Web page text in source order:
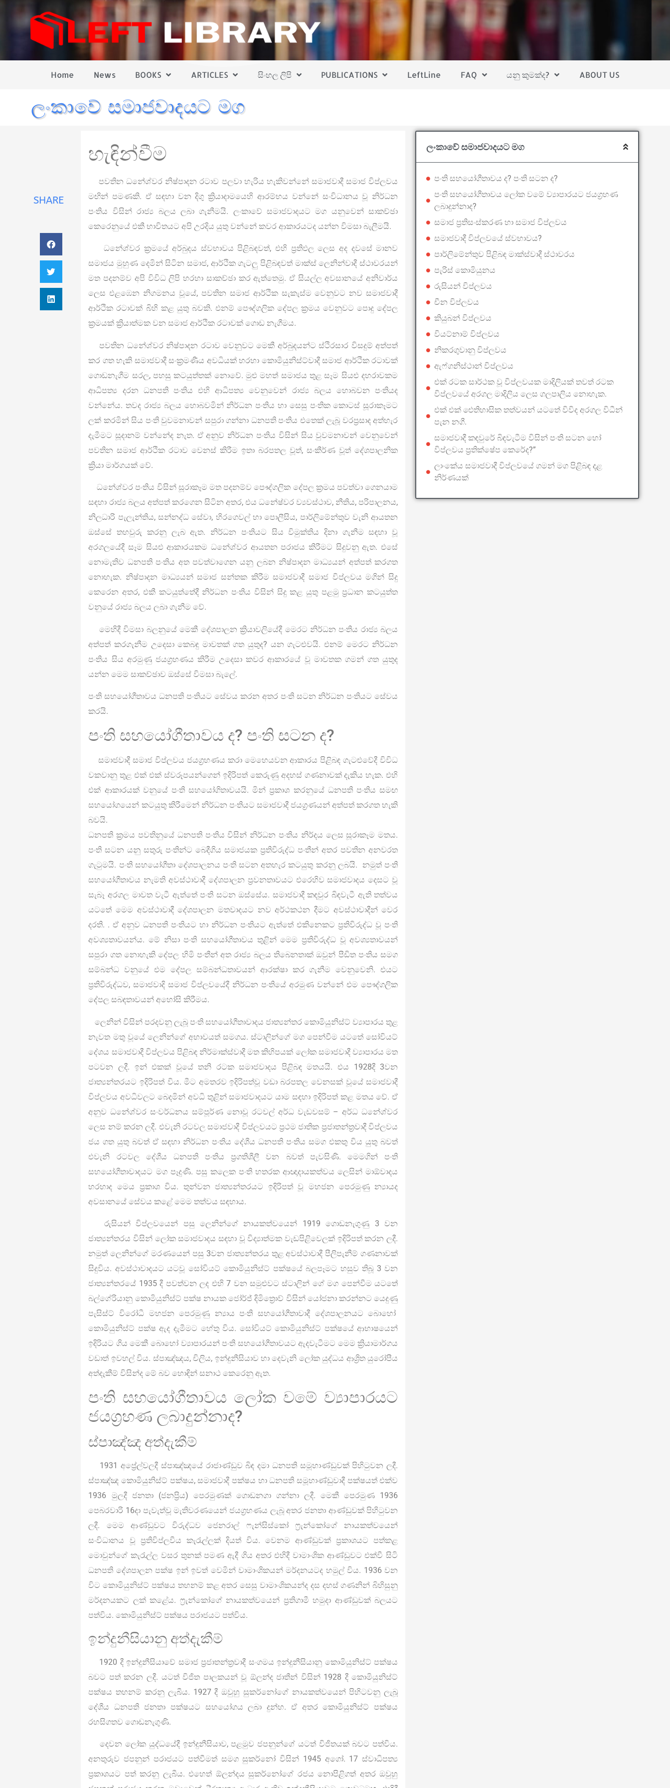
Home News BOOKS ARTICLES සිංහල ලිපි PUBLICATIONS LeftLine FAQ යනු කුමක්ද? ABOUT US
ලංකාවේ සමාජවාදයට මග
SHARE
හැඳින්වීම
පවතින ධනේශ්වර නිෂ්පාදන රටාව පලවා හැරිය හැකිවන්නේ සමාජවාදී සමාජ විප්ලවය
මඟින් පමණකි. ඒ සඳහා වන දිගු ක්‍රියාදාමයෙහි ආරම්භය වන්නේ සංවිධානය වූ නිර්ධන
පංතිය විසින් රාජ්‍ය බලය ලබා ගැනීමයි. ලංකාවේ සමාජවාදයට මග යනුවෙන් සාකච්ඡා
කෙරෙනුයේ එකී භාවිතයට අපි උරදිය යුතු වන්නේ කවර ආකාරයටද යන්න විමසා බැලීමයි.
ධනේශ්වර ක්‍රමයේ අර්බුදය ස්වභාවය පිළිබඳවත්, එහි ප්‍රතිඵල ලෙස අද දවසේ මානව
සමාජය මුහුණ දෙමින් සිටින සමාජ, ආර්ථික ගැටලු පිළිබඳවත් මාක්ස් ලෙනින්වාදී ස්ථාවරයන්
මත පදනම්ව අපි විවිධ ලිපි හරහා සාකච්ඡා කර ඇත්තෙමු. ඒ සියල්ල අවසානයේ අනිවාර්ය
ලෙස එළඹෙන නිගමනය වූයේ, පවතින සමාජ ආර්ථික සැකැස්ම වෙනුවට නව සමාජවාදී
ආර්ථික රටාවක් බිහි කළ යුතු බවකි. එනම් පෞද්ගලික දේපල ක්‍රමය වෙනුවට පොදු දේපල
ක්‍රමයක් ක්‍රියාත්මක වන සමාජ ආර්ථික රටාවක් ගොඩ නැගීමය.
පවතින ධනේශ්වර නිෂ්පාදන රටාව වෙනුවට මෙකී අර්බුදයන්ට ස්ථිරසාර විසදුම් අත්පත්
කර ගත හැකි සමාජවාදී සංක්‍රමණීය අවධියක් හරහා කොමියුනිස්ට්වාදී සමාජ ආර්ථික රටාවක්
ගොඩනැගීම සරල, පහසු කටයුත්තක් නොවේ. මුළු මහත් සමාජය තුළ සෑම සියළු දහරාවකම
ආධිපත්‍ය දරන ධනපති පංතිය එහි ආධිපත්‍ය වෙනුවෙන් රාජ්‍ය බලය හොබවන පංතියද
වන්නේය. තවද රාජ්‍ය බලය හොබවමින් නිර්ධන පංතිය හා සෙසු පංතික කොටස් සූරාකෑමට
ලක් කරමින් සිය පංති වුවමනාවන් සපුරා ගන්නා ධනපති පංතිය එතෙක් ලැබූ වරප්‍රසාද අත්හැර
දැමීමට සූදානම් වන්නේද නැත. ඒ අනුව නිර්ධන පංතිය විසින් සිය වුවමනාවන් වෙනුවෙන්
පවතින සමාජ ආර්ථික රටාව වෙනස් කිරීම ඉතා බරපතල වූත්, සංකීර්ණ වූත් දේශපාලනික
ක්‍රියා මාර්ගයක් වේ.
ධනේශ්වර පංතිය විසින් සූරාකෑම මත පදනම්ව පෞද්ගලික දේපල ක්‍රමය පවත්වා ගෙනයාම
සඳහා රාජ්‍ය බලය අත්පත් කරගෙන සිටින අතර, එය ධනේෂ්වර ව්‍යවස්ථාව, නීතිය, පරිපාලනය,
නිලධාරි පැලැන්තිය, සන්නද්ධ සේවා, හිරගෙවල් හා පොලීසිය, පාර්ලිමේන්තුව වැනි ආයතන
ඔස්සේ තහවුරු කරනු ලැබ ඇත. නිර්ධන පංතියට සිය විමුක්තිය දිනා ගැනීම සඳහා වූ
අරගලයේදී සෑම සියළු ආකාරයකම ධනේශ්වර ආයතන පරාජය කිරීමට සිදුවනු ඇත. එසේ
නොමැතිව ධනපති පංතිය අත පවත්වාගෙන යනු ලබන නිෂ්පාදන මාධ්‍යයන් අත්පත් කරගත
නොහැක. නිෂ්පාදන මාධ්‍යයන් සමාජ සන්තක කිරීම සමාජවාදී සමාජ විප්ලවය මගින් සිදු
කෙරෙන අතර, එකී කටයුත්තේදී නිර්ධන පංතිය විසින් සිදු කළ යුතු පළමු ප්‍රධාන කටයුත්ත
වනුයේ රාජ්‍ය බලය ලබා ගැනීම වේ.
මෙහිදී විමසා බලනුයේ මෙකී දේශපාලන ක්‍රියාවලියේදී මෙරට නිර්ධන පංතිය රාජ්‍ය බලය
අත්පත් කරගැනීම උදෙසා කෙබඳු මාවතක් ගත යුතුද? යන ගැටළුවයි. එනම් මෙරට නිර්ධන
පංතිය සිය අරමුණු ජයග්‍රහණය කිරීම උදෙසා කවර ආකාරයේ වූ මාවතක ගමන් ගත යුතුද
යන්න මෙම සාකච්ඡාව ඔස්සේ විමසා බැලේ.
පංති සහයෝගීතාවය ධනපති පංතියට සේවය කරන අතර පංති සටන නිර්ධන පංතියට සේවය
කරයි.
පංති සහයෝගීතාවය ද? පංති සටන ද?
සමාජවාදී සමාජ විප්ලවය ජයග්‍රහණය කරා මෙහෙයවන ආකාරය පිළිබඳ ගැටළුවේදී විවිධ
වකවානු තුළ එක් එක් ස්වරූපයන්ගෙන් ඉදිරිපත් කෙරුණු අදහස් ගණනාවක් දැකිය හැක. එහි
එක් ආකාරයක් වනුයේ පංති සහයෝගිතාවයයි. මින් ප්‍රකාශ කරනුයේ ධනපති පංතිය සමඟ
සහයෝගයෙන් කටයුතු කිරීමෙන් නිර්ධන පංතියට සමාජවාදී ජයග්‍රණයන් අත්පත් කරගත හැකි
බවයි.
ධනපති ක්‍රමය පවතිනුයේ ධනපති පංතිය විසින් නිර්ධන පංතිය නිර්දය ලෙස සූරාකෑම මතය.
පංති සටන යනු සතුරු පංතින්ට බෙදීගිය සමාජයක ප්‍රතිවිරුද්ධ පංතීන් අතර පවතින අනවරත
ගැටුමයි. පංති සහයෝගීතා දේශපාලනය පංති සටන අතහැර කටයුතු කරනු ලබයි. නමුත් පංති
සහයෝගීතාවය නැමති අවස්ථාවාදී දේශපාලන ප්‍රවනතාවයට එරෙහිව සමාජවාදය දෙසට වූ
සැබෑ අරගල මාවත වැටී ඇත්තේ පංති සටන ඔස්සේය. සමාජවාදී කඳවුර බිඳවැටී ඇති තත්වය
යටතේ මෙම අවස්ථාවාදී දේශපාලන මතවාදයට නව අර්ථකථන දීමට අවස්ථාවාදීන් වෙර
දරති. . ඒ අනුව ධනපති පංතියට හා නිර්ධන පංතියට ඇත්තේ එකිනෙකට ප්‍රතිවිරුද්ධ වූ පංති
අවශ්‍යතාවයන්ය. මේ නිසා පංති සහයෝගීතාවය තුළින් මෙම ප්‍රතිවිරුද්ධ වූ අවශ්‍යතාවයන්
සපුරා ගත නොහැකි දේපල හිමි පංතීන් අත රාජ්‍ය බලය තිබෙනතාක් ඔවුන් පීඩිත පංතිය සමග
සම්බන්ධ වනුයේ එම දේපල සම්බන්ධතාවයන් ආරක්ෂා කර ගැනීම වෙනුවෙනි. එයට
ප්‍රතිවිරුද්ධව, සමාජවාදි සමාජ විප්ලවයේදී නිර්ධන පංතියේ අරමුණ වන්නේ එම පෞද්ගලික
දේපල සබඳතාවයන් අහෝසි කිරීමය.
ලෙනින් විසින් පරදවනු ලැබූ පංති සහයෝගීතාවාදය ජාත්‍යන්තර කොමියුනිස්ට් ව්‍යාපාරය තුළ
නැවත මතු වූයේ ලෙනින්ගේ අභාවයත් සමගය. ස්ටාලින්ගේ මග පෙන්වීම යටතේ සෝවියට්
දේශය සමාජවාදී විප්ලවය පිළිබඳ නිර්මාක්ස්වාදී මත කිහිපයක් ලෝක සමාජවාදී ව්‍යාපාරය මත
පටවන ලදී. ඉන් එකක් වූයේ තනි රටක සමාජවාදය පිළිබඳ මතයයි. එය 1928දී 3වන
ජාත්‍යන්තරයට ඉදිරිපත් විය. මීට අමතරව ඉදිරිපත්වූ වඩා බරපතල වෙනසක් වූයේ සමාජවාදී
විප්ලවය අවධිවලට බෙදමින් අවධි තුළින් සමාජවාදයට යාම සඳහා ඉදිරිපත් කළ මතය වේ. ඒ
අනුව ධනේශ්වර සංවර්ධනය සම්පූර්ණ නොවූ රටවල් අර්ධ වැඩවසම් – අර්ධ ධනේශ්වර
ලෙස නම් කරන ලදී. එවැනි රටවල සමාජවාදී විප්ලවයට ප්‍රථම ජාතික ප්‍රජාතන්ත්‍රවාදී විප්ලවය
ජය ගත යුතු බවත් ඒ සඳහා නිර්ධන පංතිය දේශීය ධනපති පංතිය සමග එකතු විය යුතු බවත්
එවැනි රටවල දේශීය ධනපති පංතිය ප්‍රගතිශීලී වන බවත් පැවසිණි. මෙමගින් පංති
සහයෝගීතාවාදයට මග පෑදුණි. පසු කලෙක පංති හතරක ආඥාදායකත්වය ලෙසින් මාඕවාදය
හරහාද මෙය ප්‍රකාශ විය. තුන්වන ජාත්‍යන්තරයට ඉදිරිපත් වූ මහජන පෙරමුණු න්‍යායද
අවසානයේ සේවය කළේ මෙම තත්වය සඳහාය.
රුසියන් විප්ලවයෙන් පසු ලෙනින්ගේ නායකත්වයෙන් 1919 ගොඩනැගුණු 3 වන
ජාත්‍යන්තරය විසින් ලෝක සමාජවාදය සඳහා වූ විද්‍යාත්මක වැඩපිළිවෙලක් ඉදිරිපත් කරන ලදී.
නමුත් ලෙනින්ගේ මරණයෙන් පසු 3වන ජාත්‍යන්තරය තුළ අවස්ථාවාදී පීලිපැනීම් ගණනාවක්
සිදුවිය. අවස්ථාවාදයට යටවූ සෝවියට් කොමියුනිස්ට් පක්ෂයේ බලපෑමට හසුව තිබූ 3 වන
ජාත්‍යන්තරයේ 1935 දී පවත්වන ලද එහි 7 වන සමුළුවට ස්ටාලින් ගේ මග පෙන්වීම යටතේ
බල්ගේරියානු කොමියුනිස්ට් පක්ෂ නායක ජෝර්ජ් දිමිත්‍රොව් විසින් යෝජනා කරන්නට යෙදුණු
පැසිස්ට් විරෝධී මහජන පෙරමුණු න්‍යාය පංති සහයෝගීතාවාදී දේශපාලනයට බොහෝ
කොමියුනිස්ට් පක්ෂ ඇද දැමීමට හේතු විය. සෝවියට් කොමියුනිස්ට් පක්ෂයේ ආභාෂයෙන්
ඉදිරියට ගිය මෙකී බොහෝ ව්‍යාපාරයන් පංති සහයෝගීතාවයට ඇදවැටීමට මෙම ක්‍රියාමාර්ගය
වඩාත් ඉවහල් විය. ස්පාඤ්ඤය, චිලිය, ඉන්දුනීසියාව හා දෙවැනි ලෝක යුද්ධය ආශ්‍රිත යුරෝපීය
අත්දැකීම් විසින්ද මේ බව හොඳින් සනාථ කෙරෙනු ඇත.
පංති සහයෝගීතාවය ලෝක වමේ ව්‍යාපාරයට
ජයග්‍රහණ ලබාදුන්නාද?
ස්පාඤ්ඤ අත්දැකීම්
1931 අප්‍රේල්වලදී ස්පාඤ්ඤයේ රාජාණ්ඩුව බිඳ දමා ධනපති සමූහාණ්ඩුවක් පිහිටුවන ලදී.
ස්පාඤ්ඤ කොමියුනිස්ට් පක්ෂය, සමාජවාදී පක්ෂය හා ධනපති සමූහාණ්ඩුවාදී පක්ෂයත් එක්ව
1936 මුලදී ජනතා (ජනප්‍රිය) පෙරමුණක් ගොඩනගා ගන්නා ලදී. මෙකී පෙරමුණ 1936
පෙබරවාරි 16දා පැවැත්වූ මැතිවරණයෙන් ජයග්‍රහණය ලැබූ අතර ජනතා ආණ්ඩුවක් පිහිටුවන
ලදී. මෙම ආණ්ඩුවට විරුද්ධව ජෙනරාල් ෆැන්සිස්කෝ ෆ්‍රැන්කෝගේ නායකත්වයෙන්
සංවිධානය වූ ප්‍රතිවිප්ලවීය කැරැල්ලක් දියත් විය. වෙනම ආණ්ඩුවක් ප්‍රකාශයට පත්කළ
මොවුන්ගේ කැරැල්ල වසර තුනක් පමණ ඇදී ගිය අතර එහිදී වාමාංශික ආණ්ඩුවට එක්වී සිටි
ධනපති දේශපාලන පක්ෂ ඉන් ඉවත් වෙමින් වාමාංශිකයන් මර්දනයටද හමුල් විය. 1936 වන
විට කොමියුනිස්ට් පක්ෂය තහනම් කළ අතර සෙසු වාමාංශිකයන්ද දස දහස් ගණනින් බිහිසුනු
මර්දනයකට ලක් කළේය. ෆ්‍රැන්කෝගේ නායකත්වයෙන් ප්‍රතිගාමී හමුදා ආණ්ඩුවක් බලයට
පත්විය. කොමියුනිස්ට් පක්ෂය පරාජයට පත්විය.
ඉන්දුනීසියානු අත්දැකීම්
1920 දී ඉන්දුනීසියාවේ සමාජ ප්‍රජාතන්ත්‍රවාදී සංගමය ඉන්දුනීසියානු කොමියුනිස්ට් පක්ෂය
බවට පත් කරන ලදී. යටත් විජිත පාලකයන් වූ ඕලන්ද ජාතීන් විසින් 1928 දී කොමියුනිස්ට්
පක්ෂය තහනම් කරනු ලැබීය. 1927 දී ඔවුහු සුකර්නෝගේ නායකත්වයෙන් පිහිටවනු ලැබූ
දේශීය ධනපති ජනතා පක්ෂයට සහයෝගය ලබා දුන්හ. ඒ අතර කොමියුනිස්ට් පක්ෂය
රහසිගතව ගොඩනැගුණි.
දෙවන ලෝක යුද්ධයේදී ඉන්දුනීසියාව, පළමුව ජපනුන්ගේ යටත් විජිතයක් බවට පත්විය.
අනතුරුව ජපනුන් පරාජයට පත්වීමත් සමග සුකර්නෝ විසින් 1945 අගෝ. 17 ස්වාධිපත්‍ය
ප්‍රකාශයට පත් කරනු ලැබීය. එහෙත් ඕලන්දය සුකර්නෝගේ රජය නොපිළිගත් අතර ඔවුහු
ලංකාවේ සමාජවාදයට මග
පංති සහයෝගීතාවය ද? පංති සටන ද?
පංති සහයෝගීතාවය ලෝක වමේ ව්‍යාපාරයට ජයග්‍රහණ
ලබාදුන්නාද?
සමාජ ප්‍රතිසංස්කරණ හා සමාජ විප්ලවය
සමාජවාදී විප්ලවයේ ස්වභාවය?
පාර්ලිමේන්තුව පිළිබඳ මාක්ස්වාදී ස්ථාවරය
පැරිස් කොමියුනය
රුසියන් විප්ලවය
චීන විප්ලවය
කියුබන් විප්ලවය
වියට්නාම් විප්ලවය
නිකරගුවානු විප්ලවය
ඇෆ්ගනිස්ථාන් විප්ලවය
එක් රටක සාර්ථක වූ විප්ලවයක මාදිලියක් තවත් රටක
විප්ලවයේ අරගල මාදිලිය ලෙස ගලපාලිය නොහැක.
එක් එක් ඓතිහාසික තත්වයන් යටතේ විවිද අරගල විධීන්
පැන නගී.
සමාජවාදී කඳවුරේ බිඳවැටීම විසින් පංති සටන හෝ
විප්ලවය ප්‍රතික්ෂේප කෙරේද?”
ලාංකේය සමාජවාදී විප්ලවයේ ගමන් මග පිළිබඳ දළ
නිර්ණයක්